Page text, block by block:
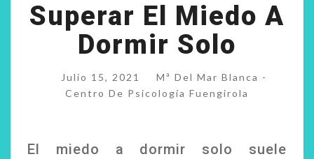
EL
MIEDO
A
DORMIR
SOLO
Superar El Miedo A
Dormir Solo
Julio 15, 2021
Mª Del Mar Blanca -
Centro De Psicología Fuengirola
El miedo a dormir solo suele